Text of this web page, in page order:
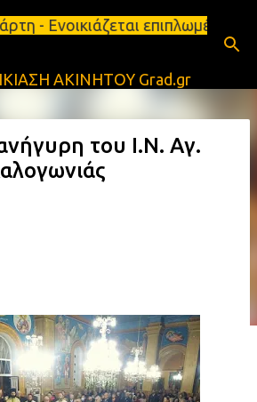
στο κύριο περιεχόμενο
επιπλωμένο
ΑΚΙΝΗΤΟΥ Grad.gr
του Ι.Ν. Αγ.